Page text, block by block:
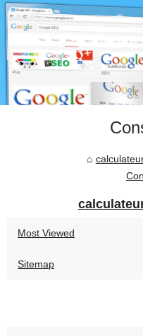
Most Viewed
Sitemap